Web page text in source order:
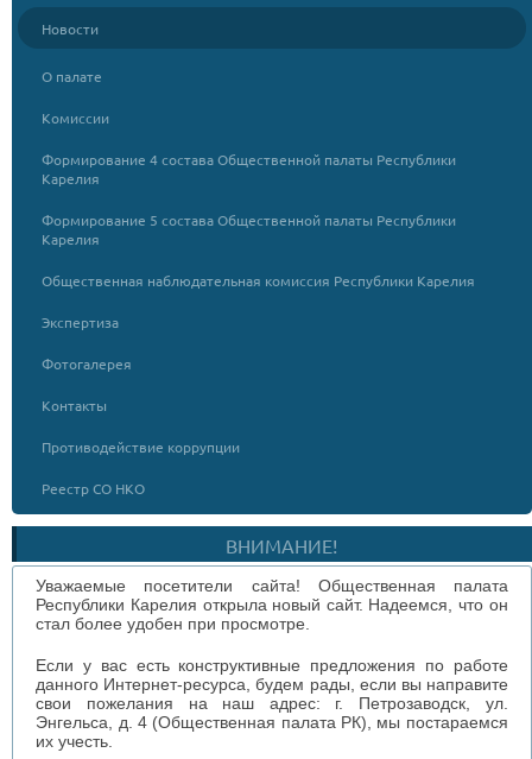
Новости
О палате
Комиссии
Формирование 4 состава Общественной палаты Республики
Карелия
Формирование 5 состава Общественной палаты Республики
Карелия
Общественная наблюдательная комиссия Республики Карелия
Экспертиза
Фотогалерея
Контакты
Противодействие коррупции
Реестр СО НКО
ВНИМАНИЕ!
Уважаемые посетители сайта! Общественная палата
Республики Карелия открыла новый сайт. Надеемся, что он
стал более удобен при просмотре.
Если у вас есть конструктивные предложения по работе
данного Интернет-ресурса, будем рады, если вы направите
свои пожелания на наш адрес: г. Петрозаводск, ул.
Энгельса, д. 4 (Общественная палата РК), мы постараемся
их учесть.